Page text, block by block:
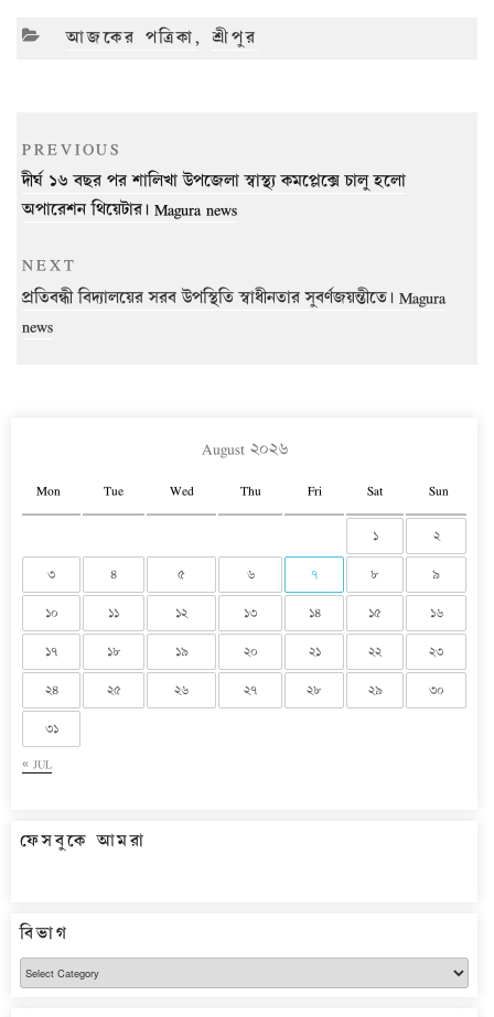
CATEGORIES
আজকের পত্রিকা,শ্রীপুর
Post
navigation
Previous
Post
PREVIOUS
দীর্ঘ ১৬ বছর পর শালিখা উপজেলা স্বাস্থ্য কমপ্লেক্সে চালু হলো
অপারেশন থিয়েটার। Magura news
Next
Post
NEXT
প্রতিবন্ধী বিদ্যালয়ের সরব উপস্থিতি স্বাধীনতার সুবর্ণজয়ন্তীতে। Magura
news
August ২০২৬
Mon Tue Wed Thu Fri Sat Sun
« JUL
১ ২
৩ ৪ ৫ ৬ ৭ ৮ ৯
১০ ১১ ১২ ১৩ ১৪ ১৫ ১৬
১৭ ১৮ ১৯ ২০ ২১ ২২ ২৩
২৪ ২৫ ২৬ ২৭ ২৮ ২৯ ৩০
৩১
ফেসবুকে আমরা
বিভাগ
বিভাগ